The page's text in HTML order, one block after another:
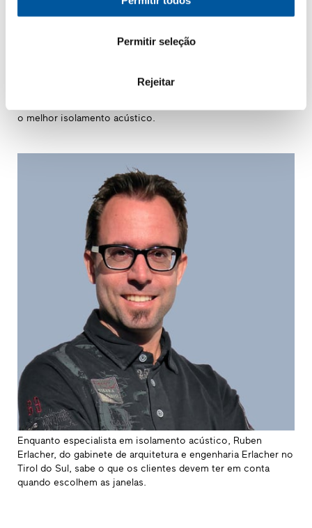
Permitir seleção
Rejeitar
Encaixe perfeito e montagem profissional: com 32 a
o melhor isolamento acústico.
Enquanto especialista em isolamento acústico, Ruben
Erlacher, do gabinete de arquitetura e engenharia Erlacher no
Tirol do Sul, sabe o que os clientes devem ter em conta
quando escolhem as janelas.